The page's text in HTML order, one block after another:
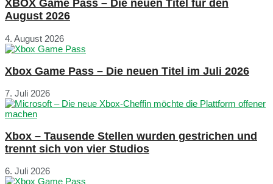
XBOX Game Pass – Die neuen Titel für den
August 2026
4. August 2026
Xbox Game Pass – Die neuen Titel im Juli 2026
7. Juli 2026
Xbox – Tausende Stellen wurden gestrichen und
trennt sich von vier Studios
6. Juli 2026